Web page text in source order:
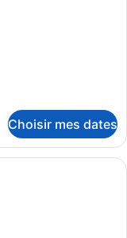
Choisir mes dates